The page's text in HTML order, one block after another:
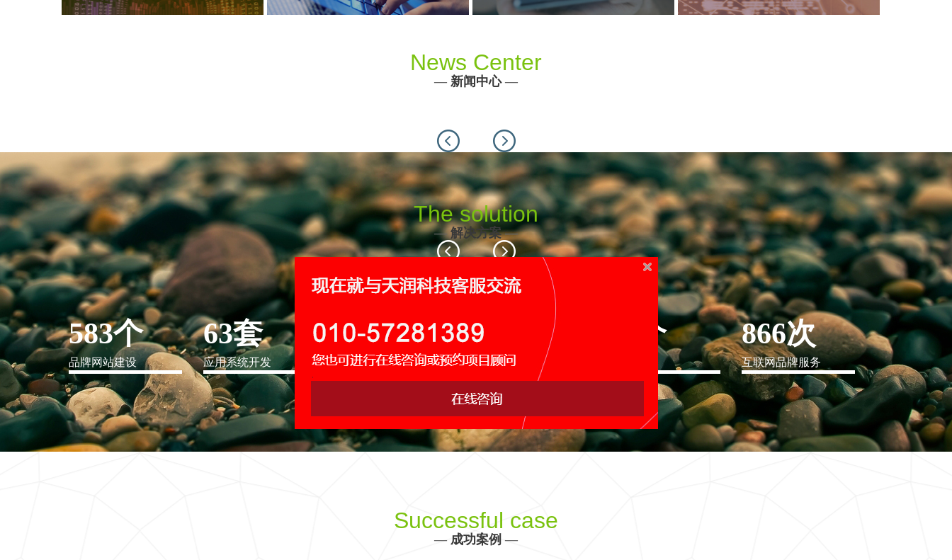
News Center
— 新闻中心—
Previous Next
The solution
—解决方案—
IT行业解决方案
信息爆炸时代，信息传递是否做到更新、更全、更
快
软件行业解决方案
二十一世纪要么软件行业解决方案，要么无商可务
Previous Next
583个
品牌网站建设
63套
应用系统开发
116个
网站运维托管
19个
手机APP开发
95个 866次
互联网品牌服务
Successful case
— 成功案例 —